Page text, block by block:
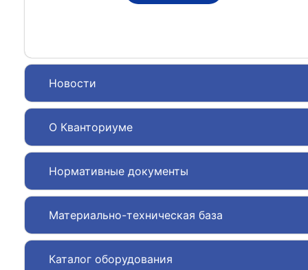
Новости
О Кванториуме
Нормативные документы
Материально-техническая база
Каталог оборудования